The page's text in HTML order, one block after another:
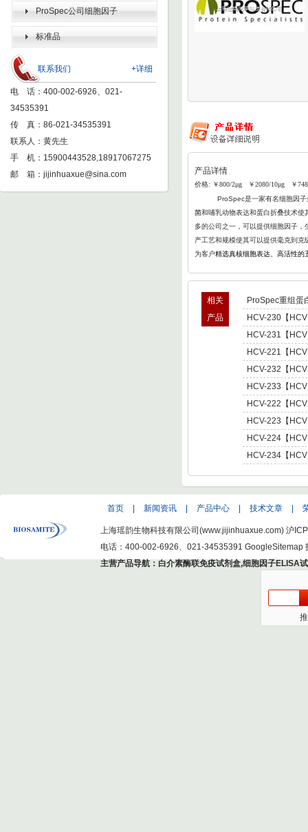
KIT） ProSpec公司细胞因子
标准品
+详细
联系我们
电 话：400-002-6926、021-
34535391
传 真：86-021-34535391
联系人：黄先生
手 机：15900443528,18917067275
邮 箱： jijinhuaxue@sina.com 产品详情
价格: ￥800/2μg ￥2080/10μg ￥
ProSpec是一家有名细胞因
菌和哺乳动物表达和蛋白折叠技术使
多的公司之一，可以提供细胞因子
产工艺和规模使其可以提供毫克到
为客户精选真核细胞表达、高活性的
相关
产品
ProSpec重组蛋
HCV-230【
型肝炎病毒
Hepatitis C
HCV-231【
型肝炎病毒
Hepatitis C
HCV-221【
肝炎病毒NS5,
C Virus NS5
HCV-232【
型肝炎病毒
Hepatitis C
HCV-233【
型肝炎病毒
Hepatitis C
HCV-222【
肝炎病毒NS5,
C Virus NS5
HCV-223【
肝炎病毒NS5,
C Virus NS5
HCV-224【
肝炎病毒NS5,
HCV-234【
Hepatitis C Virus
首页 新闻资讯 产品中心 技术文章
上海瑶韵生物科技有限公司(www.jijinhuaxue.com) 沪
电话：400-002-6926、021-34535391 GoogleSitemap
主营产品导航： 白介素酶联免疫试剂盒,细胞因子ELISA